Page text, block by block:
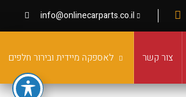
info@onlinecarparts.co.il
צור קשר לאספקה מיידית ובירור חלפים